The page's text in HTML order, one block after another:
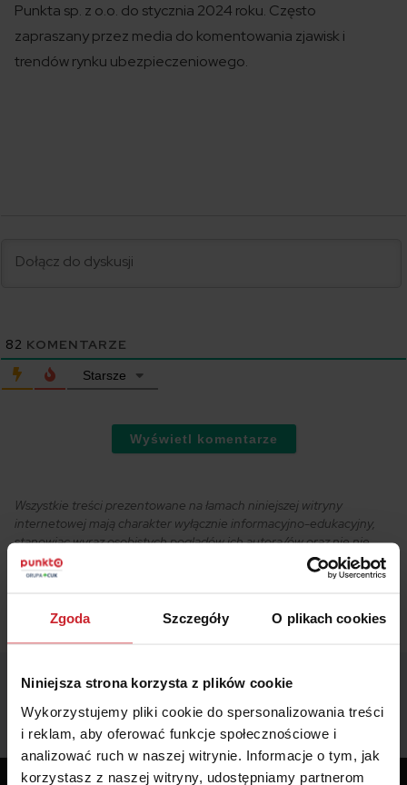
Zgoda Szczegóły O plikach cookies
Niniejsza strona korzysta z plików cookie
Wykorzystujemy pliki cookie do spersonalizowania treści
i reklam, aby oferować funkcje społecznościowe i
analizować ruch w naszej witrynie. Informacje o tym, jak
korzystasz z naszej witryny, udostępniamy partnerom
Punkta sp. z o.o. do stycznia 2024 roku. Często
zapraszany przez media do komentowania zjawisk i
trendów rynku ubezpieczeniowego.
82 KOMENTARZE
Starsze
Wyświetl komentarze
Wszystkie treści prezentowane na łamach niniejszej witryny
internetowej mają charakter wyłącznie informacyjno-edukacyjny,
stanowiąc wyraz osobistych poglądów ich autora/ów oraz nie nie
powinny stanowić podstawy przy podejmowaniu decyzji
biznesowych, inwestycyjnych, lub podatkowych, za które to decyzje
odpowiedzialności.
Podobne artykuły